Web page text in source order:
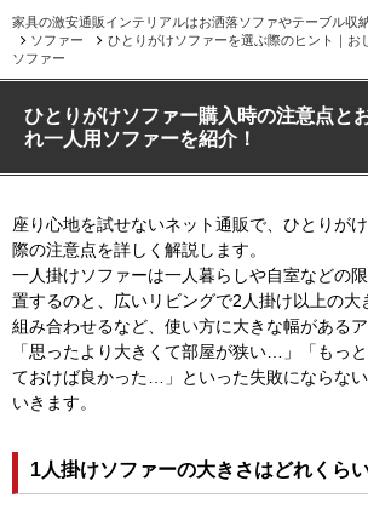
家具の激安通販インテリアルはお洒落ソファやテーブル収
ソファー
ひとりがけソファーを選ぶ際のヒント｜お
ソファー
ひとりがけソファー購入時の注意点と
れ一人用ソファーを紹介！
座り心地を試せないネット通販で、ひとりが
際の注意点を詳しく解説します。
一人掛けソファーは一人暮らしや自室などの
置するのと、広いリビングで2人掛け以上の大
組み合わせるなど、使い方に大きな幅があるア
「思ったより大きくて部屋が狭い…」「もっ
ておけば良かった…」といった失敗にならな
いきます。
1人掛けソファーの大きさはどれくら